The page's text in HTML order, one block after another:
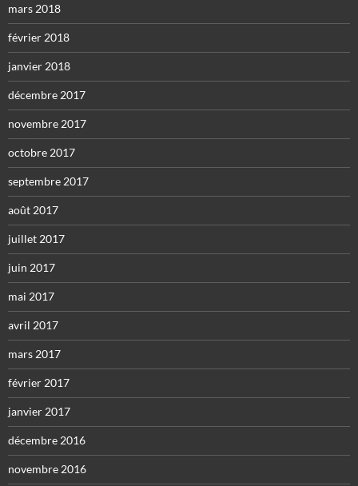
mars 2018
février 2018
janvier 2018
décembre 2017
novembre 2017
octobre 2017
septembre 2017
août 2017
juillet 2017
juin 2017
mai 2017
avril 2017
mars 2017
février 2017
janvier 2017
décembre 2016
novembre 2016